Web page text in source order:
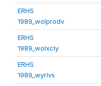
ERHS
1989_wolprodv
ERHS
1989_wolxcly
ERHS
1989_wyrlvs